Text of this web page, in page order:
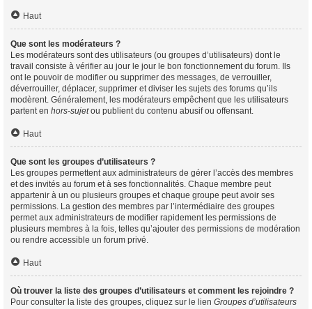
Haut
Que sont les modérateurs ?
Les modérateurs sont des utilisateurs (ou groupes d’utilisateurs) dont le
travail consiste à vérifier au jour le jour le bon fonctionnement du forum. Ils
ont le pouvoir de modifier ou supprimer des messages, de verrouiller,
déverrouiller, déplacer, supprimer et diviser les sujets des forums qu’ils
modèrent. Généralement, les modérateurs empêchent que les utilisateurs
partent en hors-sujetou publient du contenu abusif ou offensant.
Haut
Que sont les groupes d’utilisateurs ?
Les groupes permettent aux administrateurs de gérer l’accès des membres
et des invités au forum et à ses fonctionnalités. Chaque membre peut
appartenir à un ou plusieurs groupes et chaque groupe peut avoir ses
permissions. La gestion des membres par l’intermédiaire des groupes
permet aux administrateurs de modifier rapidement les permissions de
plusieurs membres à la fois, telles qu’ajouter des permissions de modération
ou rendre accessible un forum privé.
Haut
Où trouver la liste des groupes d’utilisateurs et comment les rejoindre ?
Pour consulter la liste des groupes, cliquez sur le lien Groupes d’utilisateurs